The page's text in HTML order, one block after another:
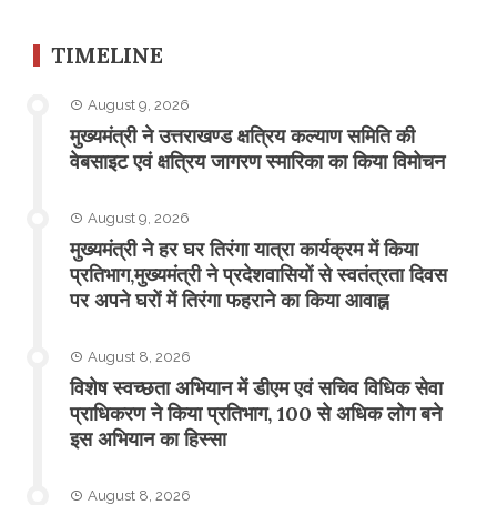
TIMELINE
August 9, 2026
मुख्यमंत्री ने उत्तराखण्ड क्षत्रिय कल्याण समिति की
वेबसाइट एवं क्षत्रिय जागरण स्मारिका का किया विमोचन
August 9, 2026
मुख्यमंत्री ने हर घर तिरंगा यात्रा कार्यक्रम में किया
प्रतिभाग,मुख्यमंत्री ने प्रदेशवासियों से स्वतंत्रता दिवस
पर अपने घरों में तिरंगा फहराने का किया आवाह्न
August 8, 2026
विशेष स्वच्छता अभियान में डीएम एवं सचिव विधिक सेवा
प्राधिकरण ने किया प्रतिभाग, 100 से अधिक लोग बने
इस अभियान का हिस्सा
August 8, 2026